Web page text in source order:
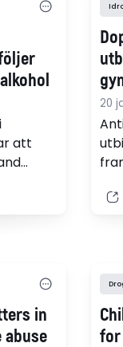
att
20
att
in
for